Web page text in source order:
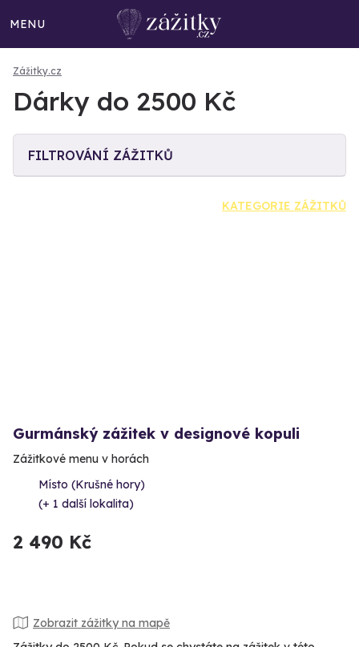
MENU
Zážitky.cz
Dárky do 2500 Kč
FILTROVÁNÍ ZÁŽITKŮ
KATEGORIE ZÁŽITKŮ
Gurmánský zážitek v designové kopuli
Zážitkové menu v horách
Místo (Krušné hory)
(+ 1 další lokalita)
2 490 Kč
Zobrazit zážitky na mapě